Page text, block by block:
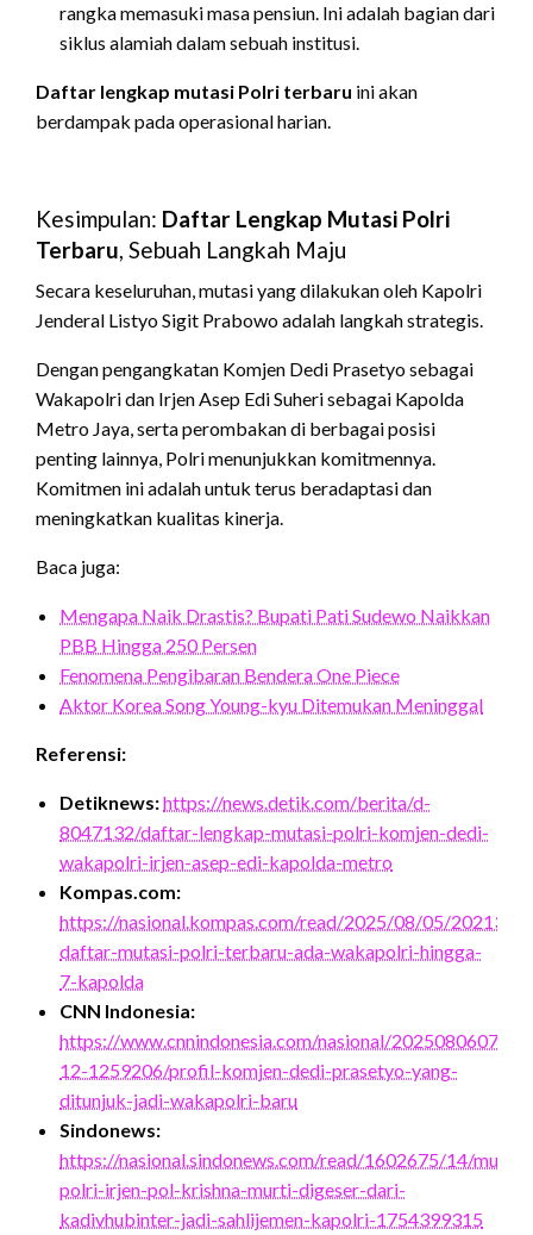
rangka memasuki masa pensiun. Ini adalah bagian dari
siklus alamiah dalam sebuah institusi.
Daftar lengkap mutasi Polri terbaru ini akan
berdampak pada operasional harian.
Kesimpulan: Daftar Lengkap Mutasi Polri
Terbaru, Sebuah Langkah Maju
Secara keseluruhan, mutasi yang dilakukan oleh Kapolri
Jenderal Listyo Sigit Prabowo adalah langkah strategis.
Dengan pengangkatan Komjen Dedi Prasetyo sebagai
Wakapolri dan Irjen Asep Edi Suheri sebagai Kapolda
Metro Jaya, serta perombakan di berbagai posisi
penting lainnya, Polri menunjukkan komitmennya.
Komitmen ini adalah untuk terus beradaptasi dan
meningkatkan kualitas kinerja.
Baca juga:
Mengapa Naik Drastis? Bupati Pati Sudewo Naikkan
PBB Hingga 250 Persen
Fenomena Pengibaran Bendera One Piece
Aktor Korea Song Young-kyu Ditemukan Meninggal
Referensi:
Detiknews:https://news.detik.com/berita/d-
8047132/daftar-lengkap-mutasi-polri-komjen-dedi-
wakapolri-irjen-asep-edi-kapolda-metro
Kompas.com:
https://nasional.kompas.com/read/2025/08/05/
daftar-mutasi-polri-terbaru-ada-wakapolri-hingga-
7-kapolda
CNN Indonesia:
https://www.cnnindonesia.com/nasional/
12-1259206/profil-komjen-dedi-prasetyo-yang-
ditunjuk-jadi-wakapolri-baru
Sindonews:
https://nasional.sindonews.com/read/1602675/14/
polri-irjen-pol-krishna-murti-digeser-dari-
kadivhubinter-jadi-sahlijemen-kapolri-1754399315